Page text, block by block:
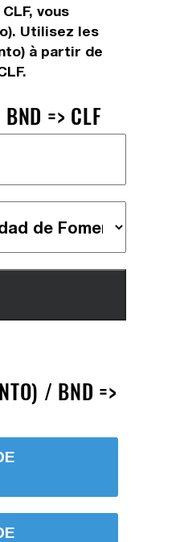
vous
Utilisez les
à partir de
=> CLF
/ BND =>